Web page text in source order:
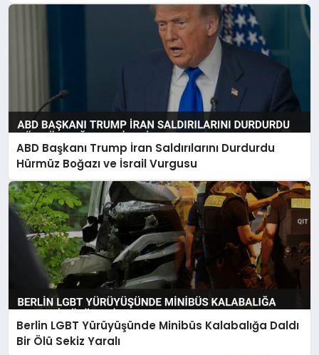
ABD Başkanı Trump İran Saldırılarını Durdurdu
Hürmüz Boğazı ve İsrail Vurgusu
Berlin LGBT Yürüyüşünde Minibüs Kalabalığa Daldı
Bir Ölü Sekiz Yaralı